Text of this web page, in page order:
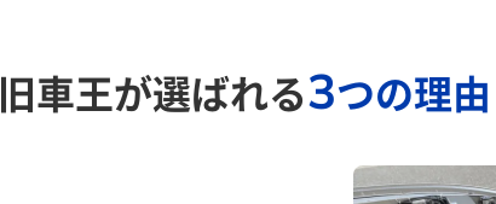
旧車王が選ばれる3つの理由